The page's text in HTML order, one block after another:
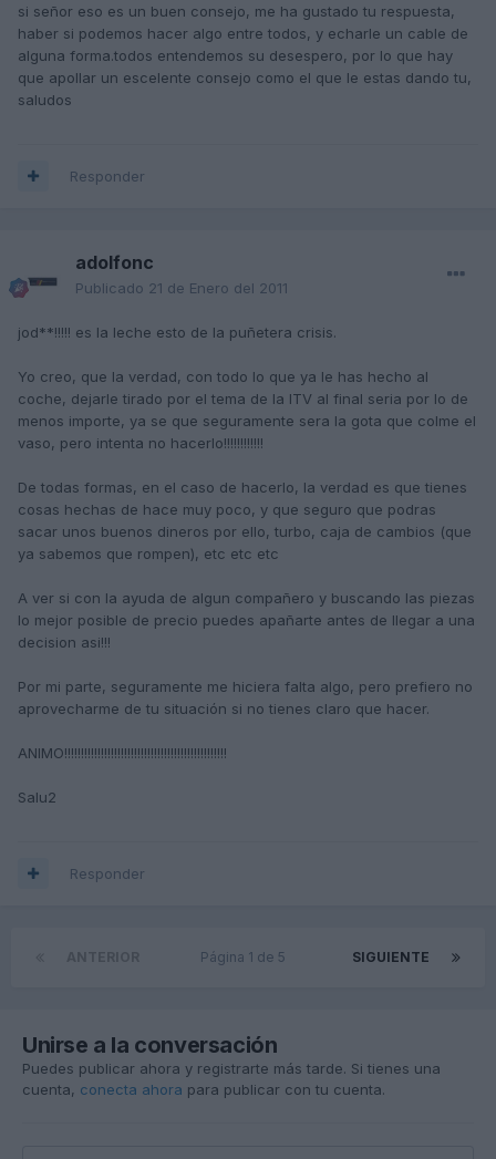
si señor eso es un buen consejo, me ha gustado tu respuesta,
haber si podemos hacer algo entre todos, y echarle un cable de
alguna forma.todos entendemos su desespero, por lo que hay
que apollar un escelente consejo como el que le estas dando tu,
saludos
Responder
adolfonc
Publicado 21 de Enero del 2011
jod**!!!!! es la leche esto de la puñetera crisis.
Yo creo, que la verdad, con todo lo que ya le has hecho al
coche, dejarle tirado por el tema de la ITV al final seria por lo de
menos importe, ya se que seguramente sera la gota que colme el
vaso, pero intenta no hacerlo!!!!!!!!!!!!
De todas formas, en el caso de hacerlo, la verdad es que tienes
cosas hechas de hace muy poco, y que seguro que podras
sacar unos buenos dineros por ello, turbo, caja de cambios (que
ya sabemos que rompen), etc etc etc
A ver si con la ayuda de algun compañero y buscando las piezas
lo mejor posible de precio puedes apañarte antes de llegar a una
decision asi!!!
Por mi parte, seguramente me hiciera falta algo, pero prefiero no
aprovecharme de tu situación si no tienes claro que hacer.
ANIMO!!!!!!!!!!!!!!!!!!!!!!!!!!!!!!!!!!!!!!!!!!!!!!!!!
Salu2
Responder
SIGUIENTE
Página 1 de 5
Unirse a la conversación
Puedes publicar ahora y registrarte más tarde. Si tienes una
cuenta, conecta ahora para publicar con tu cuenta.